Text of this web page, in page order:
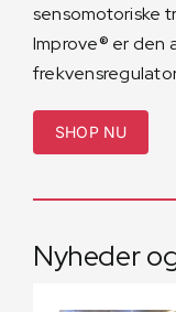
sensomotoriske
Improve® er den
SHOP NU
Nyheder